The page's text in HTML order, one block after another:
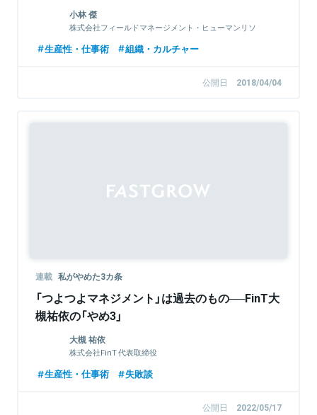
小林 傑
株式会社フィールドマネージメント・ヒューマンリソ
生産性・仕事術 組織・カルチャー
公開日 2018/04/04
連載 私がやめた3カ条
「つよつよマネジメント」は過去のもの──FinT大
槻祐依の「やめ3」
大槻 祐依
株式会社FinT 代表取締役
生産性・仕事術 失敗談
公開日 2022/05/17